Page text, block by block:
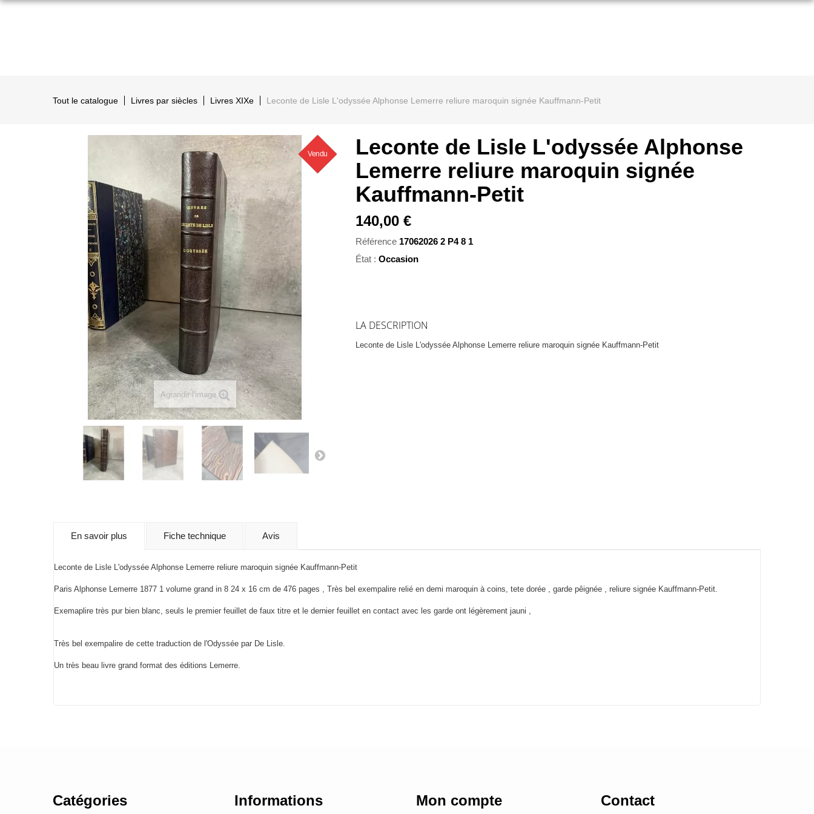
Tout le catalogue Livres par siècles Livres XIXe Leconte de Lisle L'odyssée Alphonse Lemerre reliure maroquin signée Kauffmann-Petit
Vendu
Nouveau
Agrandir l'image
Leconte de Lisle L'odyssée Alphonse
Lemerre reliure maroquin signée
Kauffmann-Petit
140,00 €
Référence 17062026 2 P4 8 1
État : Occasion
LA DESCRIPTION
Leconte de Lisle L'odyssée Alphonse Lemerre reliure maroquin signée Kauffmann-Petit
En savoir plus Fiche technique Avis
Leconte de Lisle L'odyssée Alphonse Lemerre reliure maroquin signée Kauffmann-Petit
Paris Alphonse Lemerre 1877 1 volume grand in 8 24 x 16 cm de 476 pages , Très bel exempalire relié en demi maroquin à coins, tete dorée , garde pêignée , reliure signée Kauffmann-Petit.
Exemaplire très pur bien blanc, seuls le premier feuillet de faux titre et le dernier feuillet en contact avec les garde ont légèrement jauni ,
Très bel exempalire de cette traduction de l'Odyssée par De Lisle.
Un très beau livre grand format des éditions Lemerre.
Catégories Informations Mon compte Contact